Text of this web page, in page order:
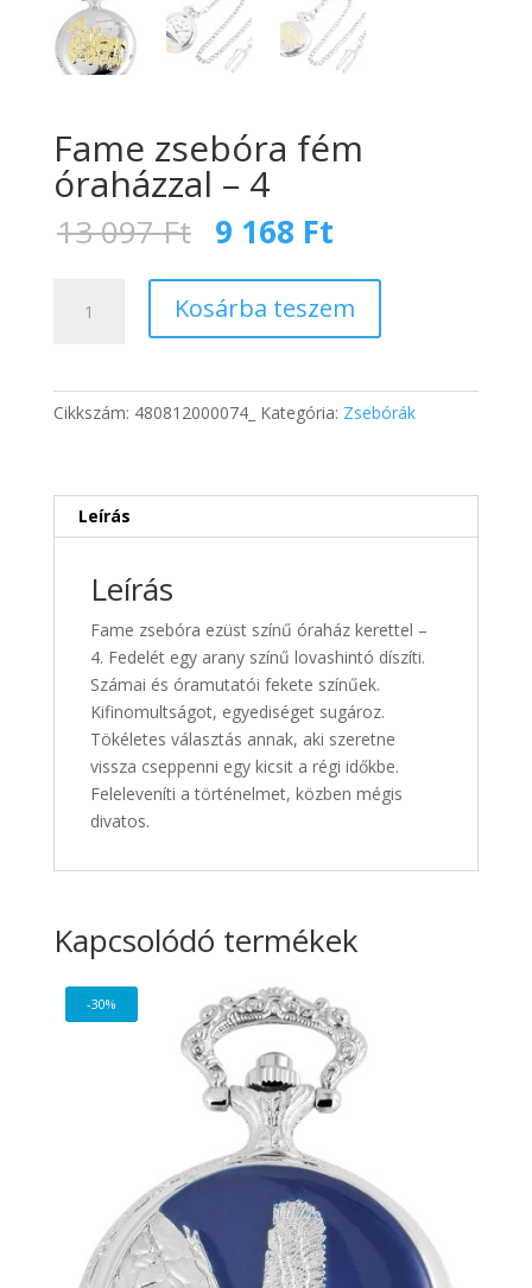
Fame zsebóra fém
óraházzal – 4
13 097Ft Original
price
was:
13
097 Ft.
9 168 Ft
is:
9
168 Ft.
zsebóra
Kosárba teszem
Cikkszám: 480812000074_ Kategória: Zsebórák
Leírás
Leírás
Fame zsebóra ezüst színű óraház kerettel –
4. Fedelét egy arany színű lovashintó díszíti.
Számai és óramutatói fekete színűek.
Kifinomultságot, egyediséget sugároz.
Tökéletes választás annak, aki szeretne
vissza cseppenni egy kicsit a régi időkbe.
Feleleveníti a történelmet, közben mégis
divatos.
Kapcsolódó termékek
-30%